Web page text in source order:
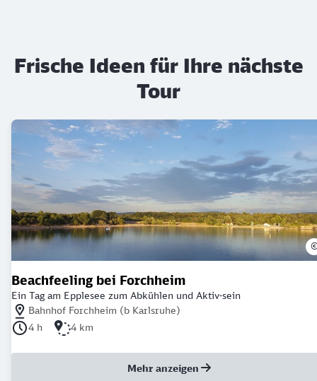
Frische Ideen für Ihre nächste
Tour
Beachfeeling bei Forchheim
Ein Tag am Epplesee zum Abkühlen und Aktiv-sein
Nächstgelegener Bahnhof: Bahnhof Forchheim (b Karlsruhe)
Bahnhof Forchheim (b Karlsruhe)
Dauer der Tour: 4 Stunden
4 h Länge der Tour: 4 Kilometer
4 km
Mehr anzeigen